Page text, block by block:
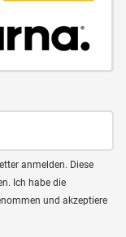
anmelden. Diese
Ich habe die
und akzeptiere